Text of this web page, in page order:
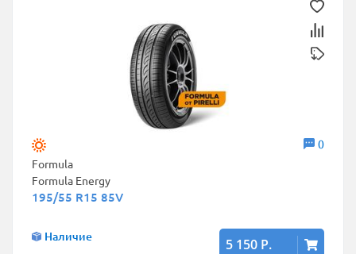
0
Formula
Formula Energy
195/55 R15 85V
Наличие 5 150 Р.